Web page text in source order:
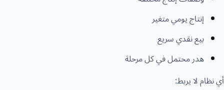
إنتاج يومي متغير
بيع نقدي سريع
هدر محتمل في كل مرحلة
أي نظام لا يربط: